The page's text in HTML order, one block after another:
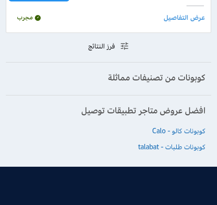
مجرب
فرز النتائج
كوبونات من تصنيفات مماثلة
افضل عروض متاجر تطبيقات توصيل
كوبونات كالو - Calo
كوبونات طلبات - talabat